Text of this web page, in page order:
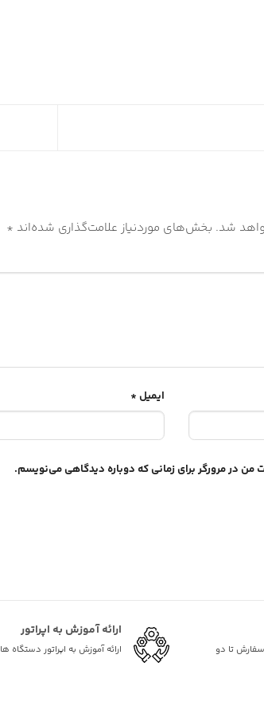
شد. بخش‌های موردنیاز علامت‌گذاری شده‌اند *
ایمیل *
من در مرورگر برای زمانی که دوباره دیدگاهی می‌نویسم.
تا دو
ارائه آموزش به اپراتور
ارائه آموزش به اپراتور دستگاه ها